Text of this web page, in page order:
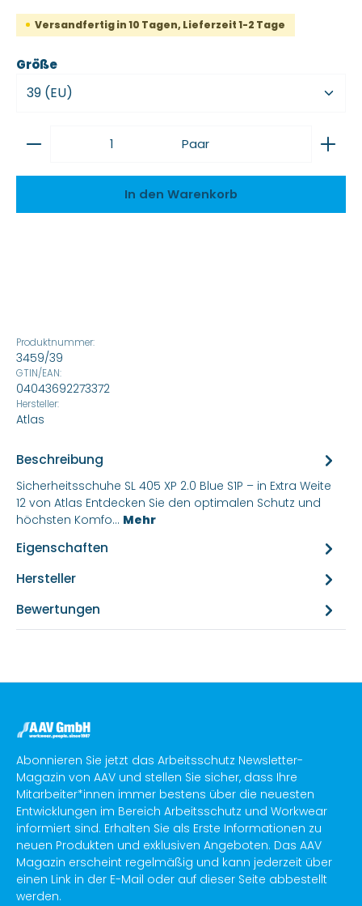
Versandfertig in 10 Tagen, Lieferzeit 1-2 Tage
Größeauswählen
Produkt Anzahl: Gib den gewünschten Wert
Paar
In den Warenkorb
Produktnummer:
3459/39
GTIN/EAN:
04043692273372
Hersteller:
Atlas
Beschreibung
Sicherheitsschuhe SL 405 XP 2.0 Blue S1P – in Extra Weite
12 von Atlas Entdecken Sie den optimalen Schutz und
höchsten Komfo… Mehr
Eigenschaften
Hersteller
Bewertungen
Abonnieren Sie jetzt das Arbeitsschutz Newsletter-
Magazin von AAV und stellen Sie sicher, dass Ihre
Mitarbeiter*innen immer bestens über die neuesten
Entwicklungen im Bereich Arbeitsschutz und Workwear
informiert sind. Erhalten Sie als Erste Informationen zu
neuen Produkten und exklusiven Angeboten. Das AAV
Magazin erscheint regelmäßig und kann jederzeit über
einen Link in der E-Mail oder auf dieser Seite abbestellt
werden.